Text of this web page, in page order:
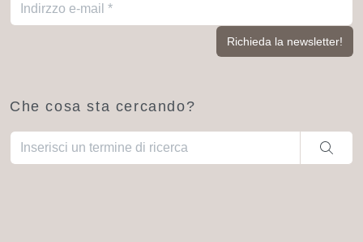
Che cosa sta cercando?
Una volta che i risultati del completamento automatico